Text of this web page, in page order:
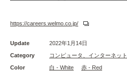
https://careers.welmo.co.jp/
Update
2022年1月14日
Category
コンピュータ、インターネット
Color
白 - White 赤 - Red